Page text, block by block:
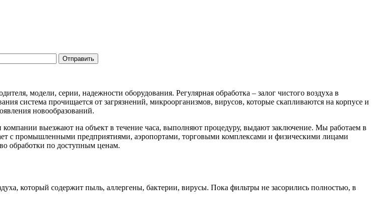
модели, серии, надежности оборудования. Регулярная обработка – залог чистого воздуха в
система прочищается от загрязнений, микроорганизмов, вирусов, которые скапливаются на корпусе и
новообразований.
выезжают на объект в течение часа, выполняют процедуру, выдают заключение. Мы работаем в
с промышленными предприятиями, аэропортами, торговыми комплексами и физическими лицами
обработки по доступным ценам.
который содержит пыль, аллергены, бактерии, вирусы. Пока фильтры не засорились полностью, в